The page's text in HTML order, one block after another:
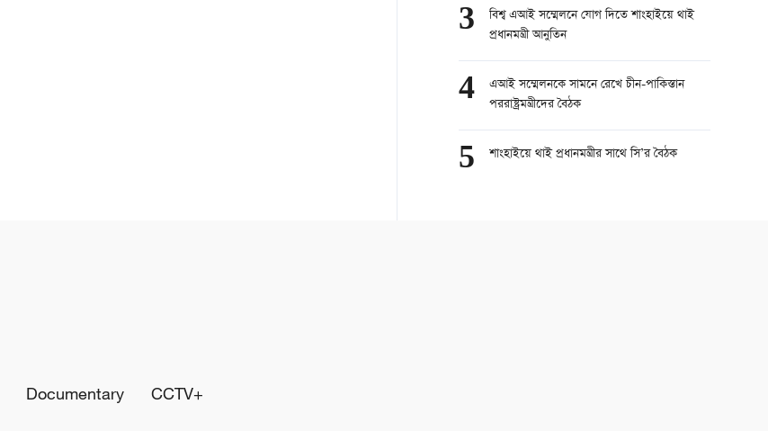
3
বিশ্ব এআই সম্মেলনে যোগ দিতে শাংহাইয়ে থাই
প্রধানমন্ত্রী আনুতিন
4
এআই সম্মেলনকে সামনে রেখে চীন-পাকিস্তান
পররাষ্ট্রমন্ত্রীদের বৈঠক
5 শাংহাইয়ে থাই প্রধানমন্ত্রীর সাথে সি’র বৈঠক
Documentary CCTV+